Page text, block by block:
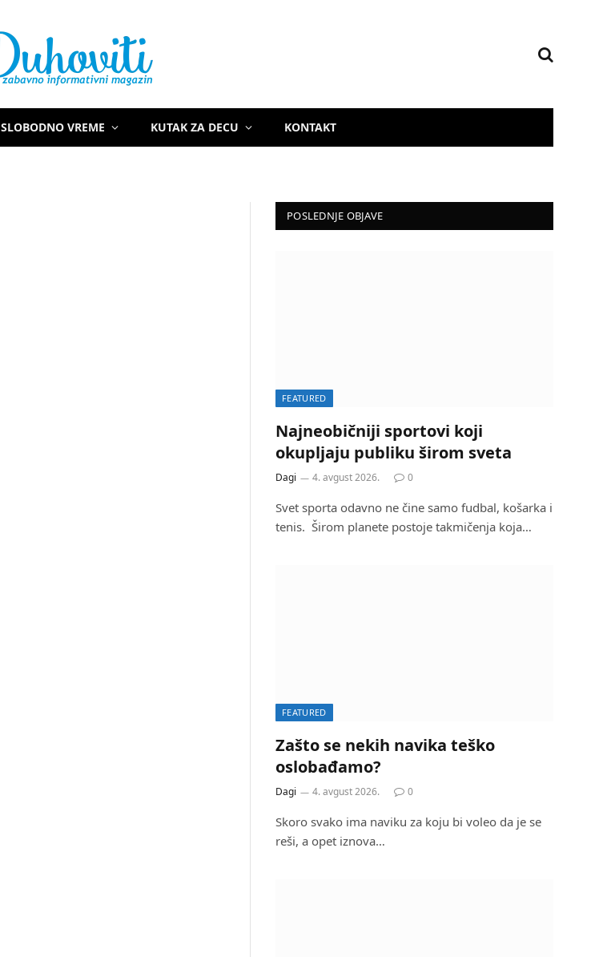
SLOBODNO VREME KUTAK ZA DECU KONTAKT
POSLEDNJE OBJAVE
FEATURED
Najneobičniji sportovi koji
okupljaju publiku širom sveta
Dagi 4. avgust 2026. 0
Svet sporta odavno ne čine samo fudbal, košarka i
tenis. Širom planete postoje takmičenja koja…
FEATURED
Zašto se nekih navika teško
oslobađamo?
Dagi 4. avgust 2026. 0
Skoro svako ima naviku za koju bi voleo da je se
reši, a opet iznova…